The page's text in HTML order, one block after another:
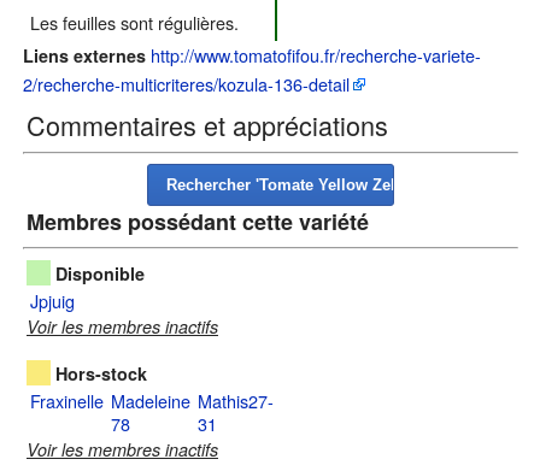
Les feuilles sont régulières.
Liens externes http://www.tomatofifou.fr/recherche-variete-
2/recherche-multicriteres/kozula-136-detail
Commentaires et appréciations
Membres possédant cette variété
Disponible
Jpjuig
Voir les membres inactifs
Hors-stock
Fraxinelle Madeleine
78
Mathis27-
31
Voir les membres inactifs